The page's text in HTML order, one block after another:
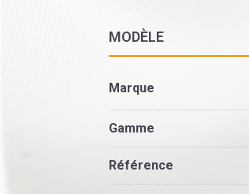
MODÈLE
Marque
Gamme
Référence